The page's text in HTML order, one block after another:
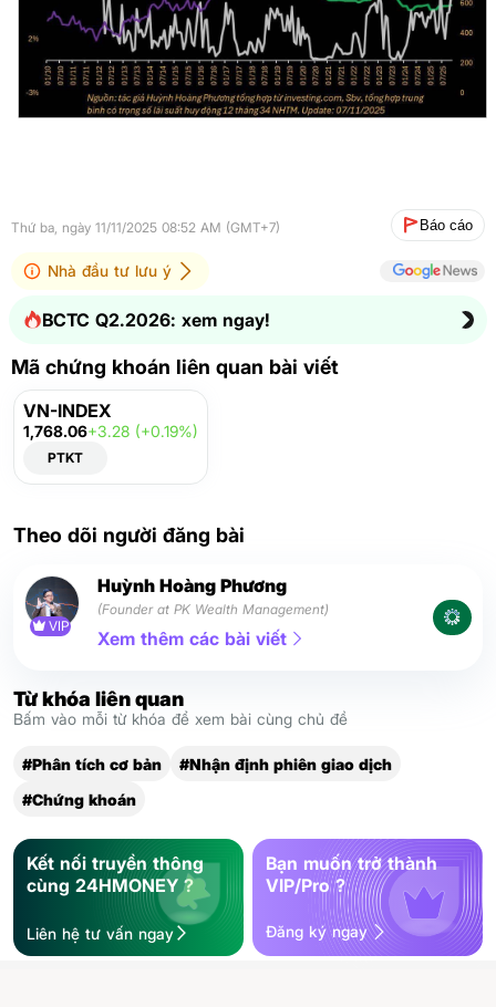
Thứ ba, ngày 11/11/2025 08:52 AM (GMT+7) Báo cáo
Nhà đầu tư lưu ý
BCTC Q2.2026: xem ngay!
Mã chứng khoán liên quan bài viết
VN-INDEX
1,768.06+3.28 (+0.19%)
PTKT
Theo dõi người đăng bài
VIP
Huỳnh Hoàng Phương
(Founder at PK Wealth Management)
Xem thêm các bài viết
Từ khóa liên quan
Bấm vào mỗi từ khóa để xem bài cùng chủ đề
#Phân tích cơ bản
#Nhận định phiên giao dịch
#Chứng khoán
Kết nối truyền thông
cùng 24HMONEY ?
Liên hệ tư vấn ngay
Bạn muốn trở thành
VIP/Pro ?
Đăng ký ngay